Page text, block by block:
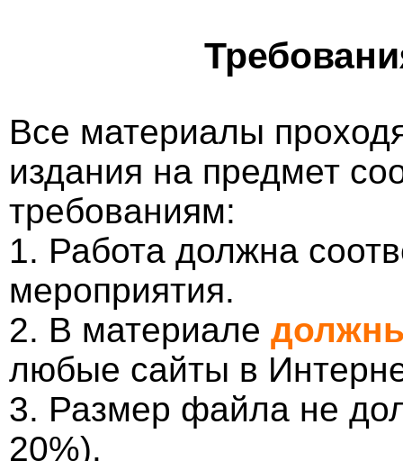
Все материалы
издания на предмет
требованиям:
1. Работа должна
мероприятия.
2. В материале
любые сайты в
3. Размер файла не
20%).